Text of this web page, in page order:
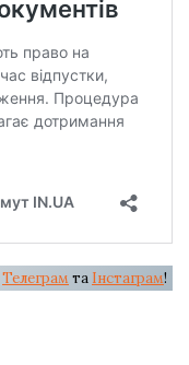
Телеграм та Інстаграм!